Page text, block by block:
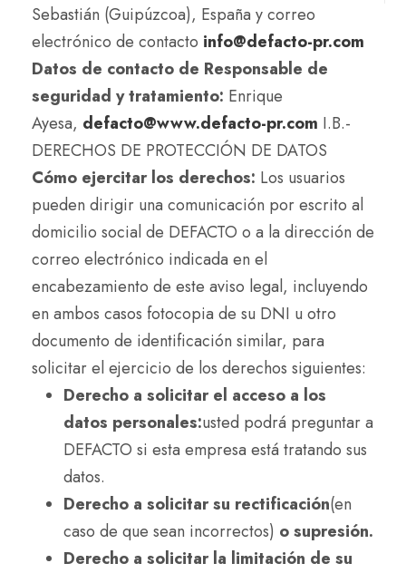
Sebastián (Guipúzcoa), España y correo
electrónico de contacto info@defacto-pr.com
Datos de contacto de Responsable de
seguridad y tratamiento: Enrique
Ayesa, defacto@www.defacto-pr.com I.B.-
DERECHOS DE PROTECCIÓN DE DATOS
Cómo ejercitar los derechos: Los usuarios
pueden dirigir una comunicación por escrito al
domicilio social de DEFACTO o a la dirección de
correo electrónico indicada en el
encabezamiento de este aviso legal, incluyendo
en ambos casos fotocopia de su DNI u otro
documento de identificación similar, para
solicitar el ejercicio de los derechos siguientes:
Derecho a solicitar el acceso a los
datos personales:usted podrá preguntar a
DEFACTO si esta empresa está tratando sus
datos.
Derecho a solicitar su rectificación(en
caso de que sean incorrectos) o supresión.
Derecho a solicitar la limitación de su